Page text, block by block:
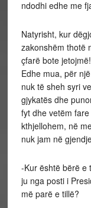
ndodhi edhe me
Natyrisht, kur
zakonshëm thotë
çfarë bote
Edhe mua, për
nuk të sheh syri
gjykatës dhe
fyt dhe vetëm
kthjellohem, në
nuk jam në
-Kur është bërë e
ju nga posti i
më parë e tillë?